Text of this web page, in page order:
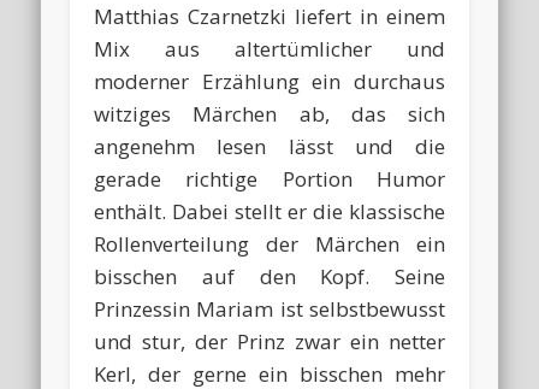
Matthias Czarnetzki liefert in einem
Mix aus altertümlicher und
moderner Erzählung ein durchaus
witziges Märchen ab, das sich
angenehm lesen lässt und die
gerade richtige Portion Humor
enthält. Dabei stellt er die klassische
Rollenverteilung der Märchen ein
bisschen auf den Kopf. Seine
Prinzessin Mariam ist selbstbewusst
und stur, der Prinz zwar ein netter
Kerl, der gerne ein bisschen mehr